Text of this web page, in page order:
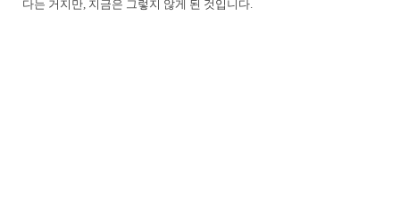
다는 거지만, 지금은 그렇지 않게 된 것입니다.